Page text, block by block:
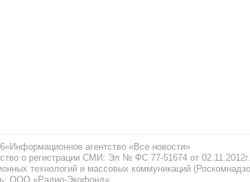
агентство «Все новости»
о регистрации СМИ: Эл № ФС 77-51674 от
технологий и массовых коммуникаций
ООО «Радио-Экофонд»